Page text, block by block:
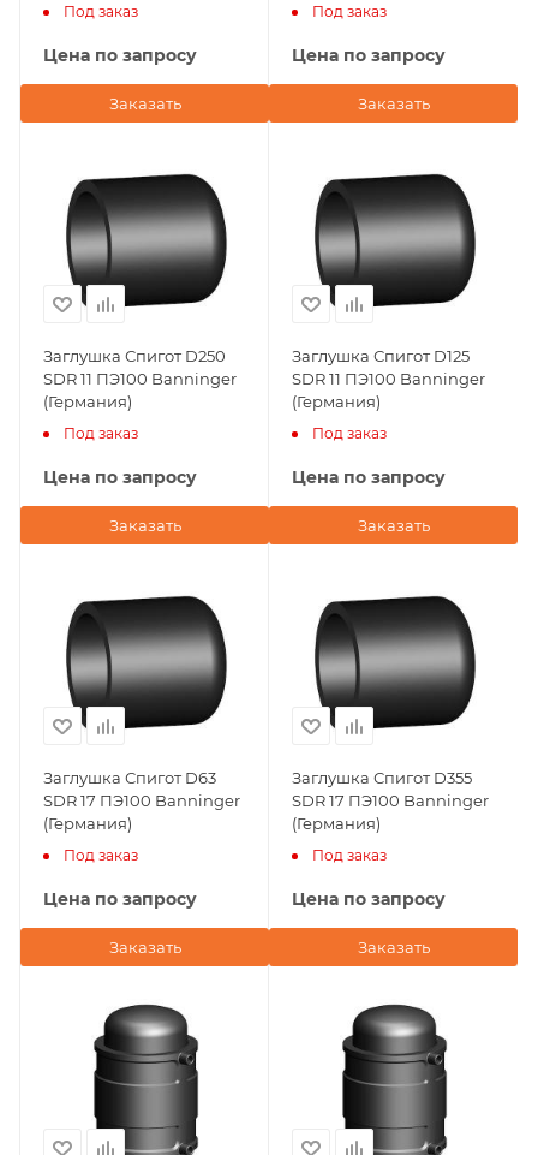
Под заказ
Цена по запросу
Заказать
Под заказ
Цена по запросу
Заказать
Заглушка Спигот D250
SDR 11 ПЭ100 Banninger
(Германия)
Под заказ
Цена по запросу
Заказать
Заглушка Спигот D125
SDR 11 ПЭ100 Banninger
(Германия)
Под заказ
Цена по запросу
Заказать
Заглушка Спигот D63
SDR 17 ПЭ100 Banninger
(Германия)
Под заказ
Цена по запросу
Заказать
Заглушка Спигот D355
SDR 17 ПЭ100 Banninger
(Германия)
Под заказ
Цена по запросу
Заказать